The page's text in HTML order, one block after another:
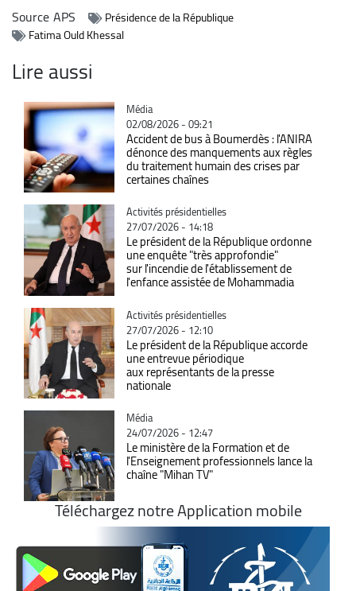
SourceAPS
Présidence de la République
Fatima Ould Khessal
Lire aussi
Catégorie
Média
02/08/2026 - 09:21
Accident de bus à Boumerdès : l'ANIRA
dénonce des manquements aux règles
du traitement humain des crises par
certaines chaînes
Catégorie
Activités présidentielles
27/07/2026 - 14:18
Le président de la République ordonne
une enquête "très approfondie"
sur l'incendie de l'établissement de
l'enfance assistée de Mohammadia
Catégorie
Activités présidentielles
27/07/2026 - 12:10
Le président de la République accorde
une entrevue périodique
aux représentants de la presse
nationale
Catégorie
Média
24/07/2026 - 12:47
Le ministère de la Formation et de
l'Enseignement professionnels lance la
chaîne "Mihan TV"
Téléchargez notre Application mobile